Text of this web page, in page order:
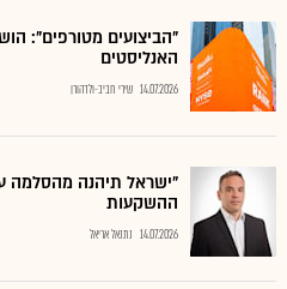
"הביצועים מטורפים":
האנליסטים
14.07.2026 שירי חביב-ולדהורן
"ישראל תיהנה מהסלמה
ההשקעות
14.07.2026 נתנאל אריאל